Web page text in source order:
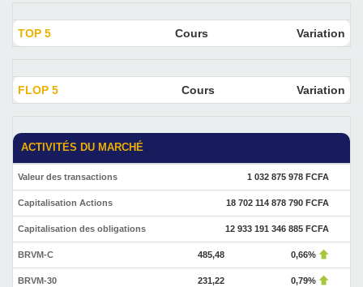
TOP 5 Cours Variation
FLOP 5 Cours Variation
ACTIVITÉS DU MARCHÉ
Valeur des transactions 1 032 875 978 FCFA
Capitalisation Actions 18 702 114 878 790 FCFA
Capitalisation des obligations 12 933 191 346 885 FCFA
BRVM-C 485,48 0,66%
BRVM-30 231,22 0,79%